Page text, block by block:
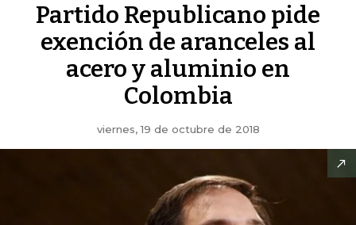
Partido Republicano pide
exención de aranceles al
acero y aluminio en
Colombia
viernes, 19 de octubre de 2018